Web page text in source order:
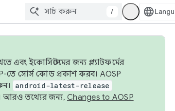
/
এবং ইকোসিস্টেমের জন্য প্ল্যাটফর্মের
তে সোর্স কোড প্রকাশ করব। AOSP
android-latest-release
আরও তথ্যের জন্য, Changes to AOSP